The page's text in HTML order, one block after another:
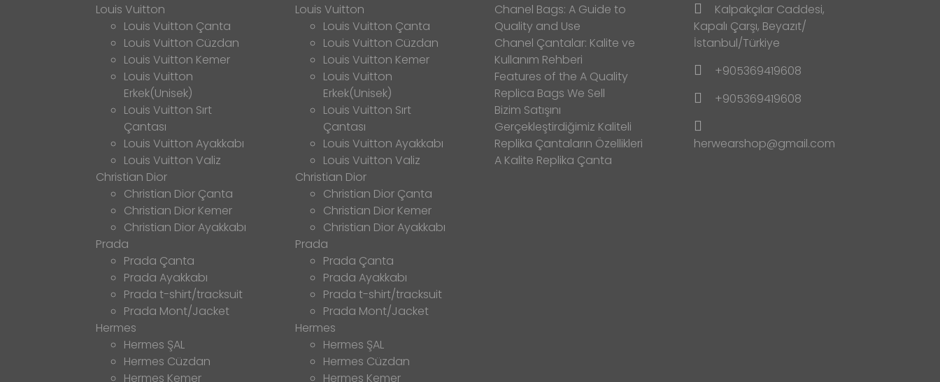
Louis Vuitton
Louis Vuitton Çanta
Louis Vuitton Cüzdan
Louis Vuitton Kemer
Louis Vuitton
Erkek(Unisek)
Louis Vuitton Sırt
Çantası
Louis Vuitton Ayakkabı
Louis Vuitton Valiz
Christian Dior
Christian Dior Çanta
Christian Dior Kemer
Christian Dior Ayakkabı
Prada
Prada Çanta
Prada Ayakkabı
Prada t-shirt/tracksuit
Prada Mont/Jacket
Hermes
Hermes ŞAL
Hermes Cüzdan
Hermes Kemer
Louis Vuitton
Louis Vuitton Çanta
Louis Vuitton Cüzdan
Louis Vuitton Kemer
Louis Vuitton
Erkek(Unisek)
Louis Vuitton Sırt
Çantası
Louis Vuitton Ayakkabı
Louis Vuitton Valiz
Christian Dior
Christian Dior Çanta
Christian Dior Kemer
Christian Dior Ayakkabı
Prada
Prada Çanta
Prada Ayakkabı
Prada t-shirt/tracksuit
Prada Mont/Jacket
Hermes
Hermes ŞAL
Hermes Cüzdan
Hermes Kemer
Chanel Bags: A Guide to
Quality and Use
Chanel Çantalar: Kalite ve
Kullanım Rehberi
Features of the A Quality
Replica Bags We Sell
Bizim Satışını
Gerçekleştirdiğimiz Kaliteli
Replika Çantaların Özellikleri
A Kalite Replika Çanta
Kalpakçılar Caddesi,
Kapalı Çarşı, Beyazıt/
İstanbul/Türkiye
+905369419608
+905369419608
herwearshop@gmail.com